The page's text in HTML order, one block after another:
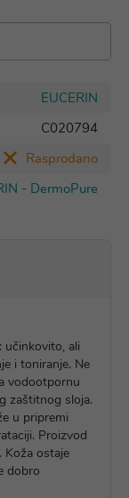
EUCERIN
C020794
Rasprodano
- DermoPure
učinkovito, ali
i toniranje. Ne
vodootpornu
zaštitnog sloja.
u pripremi
Proizvod
Koža ostaje
dobro